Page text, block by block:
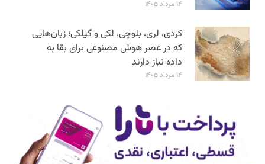
۱۴ مرداد ۱۴۰۵
کردی، لری، بلوچی، لکی و گیلکی؛ زبان‌هایی
که در عصر هوش مصنوعی برای بقا به
داده نیاز دارند
۱۴ مرداد ۱۴۰۵